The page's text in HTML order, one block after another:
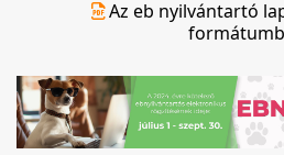
Az eb nyilvántartó